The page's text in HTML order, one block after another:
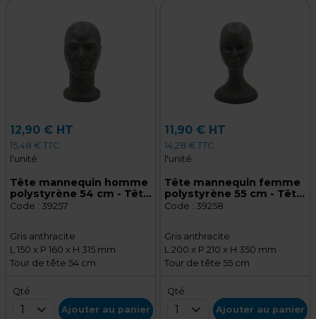
12,90 € HT
15,48 € TTC
l'unité
Tête mannequin homme
polystyrène 54 cm - Tête
pour perruque, chapeau -
Code : 39257
Gris anthracite
L 150 x P 160 x H 315 mm
Tour de tête 54 cm
Qté
1 Ajouter au panier
11,90 € HT
14,28 € TTC
l'unité
Tête mannequin femme
polystyrène 55 cm - Tête
pour perruque, chapeau -
Code : 39258
Gris anthracite
L 200 x P 210 x H 350 mm
Tour de tête 55 cm
Qté
1 Ajouter au panier